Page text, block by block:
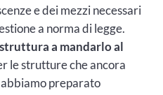
e dei mezzi necessari
a norma di legge.
a mandarlo al
le strutture che ancora
abbiamo preparato